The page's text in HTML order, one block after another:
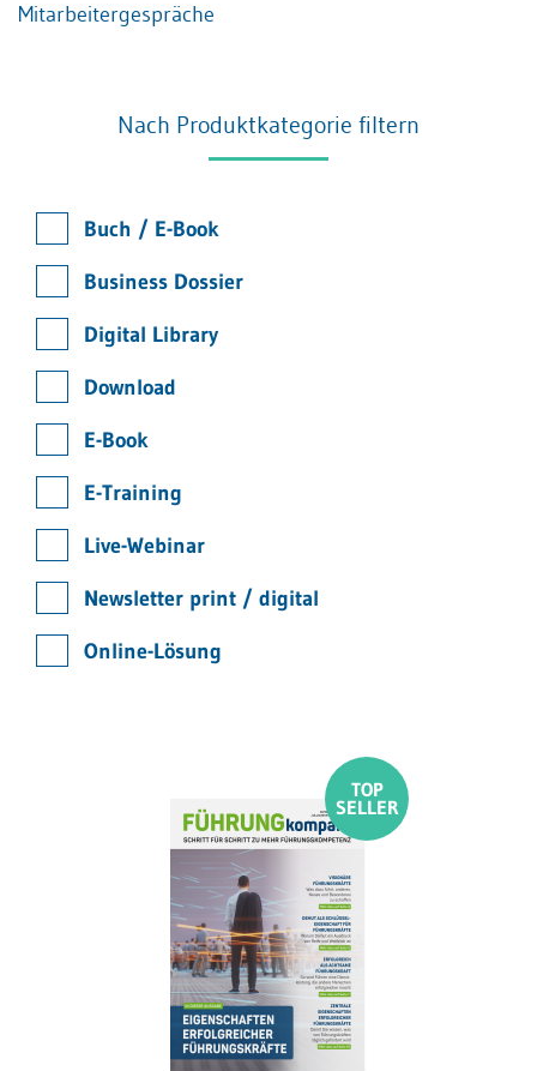
Mitarbeitergespräche
Nach Produktkategorie filtern
Buch / E-Book
Business Dossier
Digital Library
Download
E-Book
E-Training
Live-Webinar
Newsletter print / digital
Online-Lösung